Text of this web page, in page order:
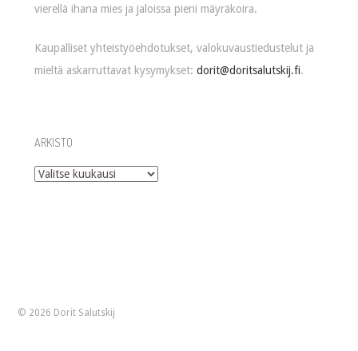
vierellä ihana mies ja jaloissa pieni mäyräkoira.
Kaupalliset yhteistyöehdotukset, valokuvaustiedustelut ja
mieltä askarruttavat kysymykset:dorit@doritsalutskij.fi.
ARKISTO
Arkisto
© 2026 Dorit Salutskij